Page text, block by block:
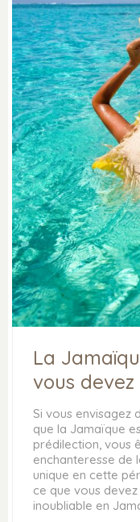
La
vous
Si vous envisagez
que la Jamaïque
prédilection, vous
enchanteresse de
unique en cette
ce que vous
inoubliable en